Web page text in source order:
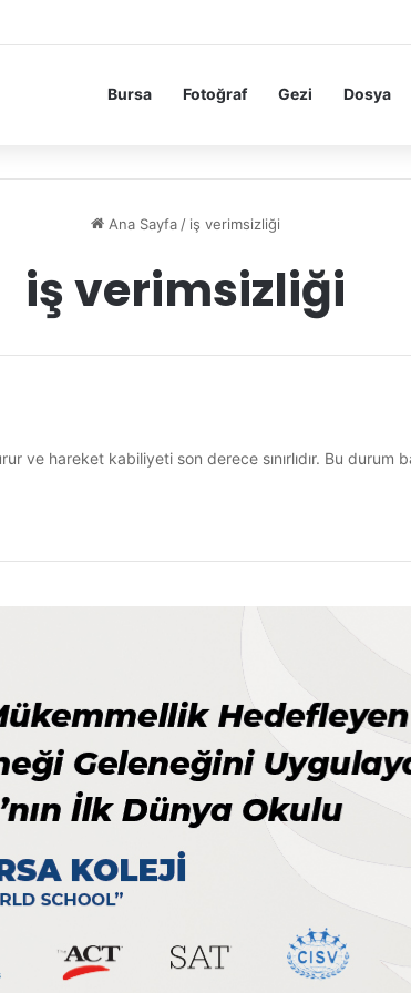
Bursa Fotoğraf Gezi Dosya
Ana Sayfa / iş verimsizliği
iş verimsizliği
ve hareket kabiliyeti son derece sınırlıdır. Bu durum